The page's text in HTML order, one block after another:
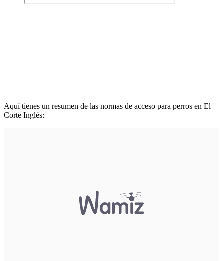
Aquí tienes un resumen de las normas de acceso para perros en El
Corte Inglés: